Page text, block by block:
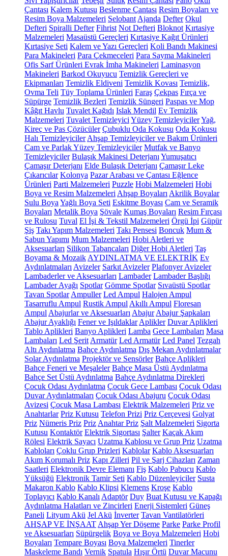
Çantası Kalem Kutusu Beslenme Çantası Resim Boyaları ve
Resim Boya Malzemeleri Selobant Ajanda Defter Okul
Defteri Spiralli Defter Fihrist Not Defteri Bloknot Kırtasiye
Malzemeleri Masaüstü Gereçleri Kırtasiye Kağıt Ürünleri
Kırtasiye Seti Kalem ve Yazı Gereçleri Koli Bandı Makinesi
Para Makineleri Para Çekmeceleri Para Sayma Makineleri
Ofis Sarf Ürünleri Evrak İmha Makineleri Laminasyon
Makineleri Barkod Okuyucu Temizlik Gereçleri ve
Ekipmanları Temizlik Eldiveni Temizlik Kovası Temizlik,
Ovma Teli Tüy Toplama Ürünleri Faraş Çekpas Fırça ve
Süpürge Temizlik Bezleri Temizlik Süngeri Paspas ve Mop
Kâğıt Havlu Tuvalet Kağıdı Islak Mendil Ev Temizlik
Malzemeleri Tuvalet Temizleyici Yüzey TemizleyicilerYağ,
Kireç ve Pas Çözücüler Çubuklu Oda Kokusu Oda Kokusu
Halı Temizleyiciler Ahşap Temizleyiciler ve Bakım Ürünleri
Cam ve Parlak Yüzey Temizleyiciler Mutfak ve Banyo
Temizleyiciler Bulaşık Makinesi Deterjanı Yumuşatıcı
Çamaşır Deterjanı Elde Bulaşık Deterjanı Çamaşır Leke
Çıkarıcılar Kolonya Pazar Arabası ve Çantası Eğlence
Ürünleri Parti Malzemeleri Puzzle Hobi Malzemeleri Hobi
Boya ve Resim Malzemeleri Ahşap Boyaları Akrilik Boyalar
Sulu Boya Yağlı Boya Seti Eskitme Boyası Cam ve Seramik
Boyaları Metalik Boya Şövale Kumaş Boyaları Resim Fırçası
ve Rulosu Tuval El İşi & Tekstil Malzemeleri Örgü İpi Güpür
Şiş Takı Yapım Malzemeleri Takı Pensesi Boncuk Mum &
Sabun Yapımı Mum Malzemeleri Hobi Aletleri ve
Aksesuarları Silikon Tabancaları Diğer Hobi Aletleri Taş
Boyama & Mozaik AYDINLATMA VE ELEKTRİK Ev
Aydınlatmaları Avizeler Sarkıt Avizeler Plafonyer Avizeler
Lambaderler ve Aksesuarları Lambader Lambader Başlığı
Lambader Ayağı Spotlar Gömme Spotlar Sıvaüstü Spotlar
Tavan Spotlar Ampuller Led Ampul Halojen Ampul
Tasarruflu Ampul Rustik Ampul Akıllı Ampul Floresan
Ampul Abajurlar ve Aksesuarları Abajur Abajur Şapkaları
Abajur Ayaklığı Fener ve Işıldaklar Aplikler Duvar Aplikleri
Tablo Aplikleri Banyo Aplikleri Lamba Gece Lambaları Masa
Lambaları Led Şerit Armatür Led Armatür Led Panel Tezgah
Altı Aydınlatma Bahçe Aydınlatma Dış Mekan Aydınlatmalar
Solar Aydınlatma Projektör ve Sensörler Bahçe Aplikleri
Bahçe Feneri ve Meşaleler Bahçe Masa Üstü Aydınlatma
Bahçe Set Üstü Aydınlatma Bahçe Aydınlatma Direkleri
Çocuk Odası Aydınlatma Çocuk Gece Lambası Çocuk Odası
Duvar Aydınlatmaları Çocuk Odası Abajuru Çocuk Odası
Avizesi Çocuk Masa Lambası Elektrik Malzemeleri Priz ve
Anahtarlar Priz Kutusu Telefon Prizi Priz Çerçevesi Golyat
Priz Nümeris Priz Priz Anahtar Priz Şalt Malzemeleri Sigorta
Kutusu Kontaktör Elektrik Sigortası Şalter Kaçak Akım
Rölesi Elektrik Sayacı Uzatma Kablosu ve Grup Priz Uzatma
Kabloları Çoklu Grup Prizleri Kablolar Kablo Aksesuarları
Akım Korumalı Priz Kapı Zilleri Pil ve Şarj Cihazları Zaman
Saatleri Elektronik Devre Elemanı Fiş Kablo Pabucu Kablo
Yüksüğü Elektronik Tamir Seti Kablo Düzenleyiciler Susta
Makaron Kablo Kablo Klipsi Klemens Kroşe Kablo
Toplayıcı Kablo Kanalı Adaptör Duy Buat Kutusu ve Kapağı
Aydınlatma Halatları ve Zincirleri Enerji Sistemleri Güneş
Paneli Lityum Akü Jel Akü İnverter Tavan Vantilatörleri
AHŞAP VE İNŞAAT Ahşap Yer Döşeme Parke Parke Profil
ve Aksesuarları Süpürgelik Boya ve Boya Malzemeleri Hobi
Boyaları Tempare Boyası Boya Malzemeleri Tinerler
Maskeleme Bandı Vernik Spatula Hışır Örtü Duvar Macunu